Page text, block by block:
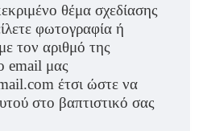
θέμα σχεδίασης
φωτογραφία ή
τον αριθμό της
email μας
.com έτσι ώστε να
στο βαπτιστικό σας